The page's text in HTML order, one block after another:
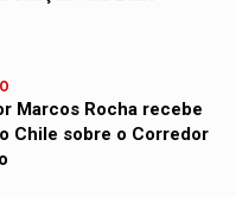
Marcos Rocha recebe
Chile sobre o Corredor